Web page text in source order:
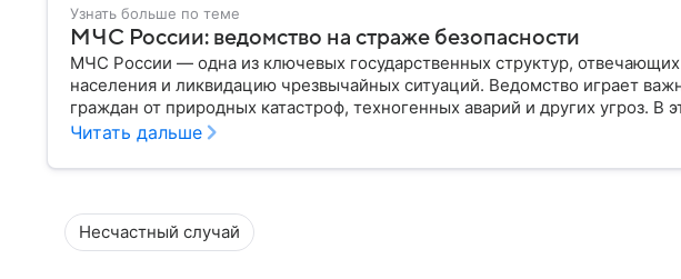
Узнать больше по теме
МЧС России: ведомство на страже безопасности
МЧС России — одна из ключевых государственных структур, отвечающих
населения и ликвидацию чрезвычайных ситуаций. Ведомство играет
граждан от природных катастроф, техногенных аварий и других угроз. В
разбираем, что представляет собой МЧС, как оно устроено, какие задачи
Читать дальше
Несчастный случай